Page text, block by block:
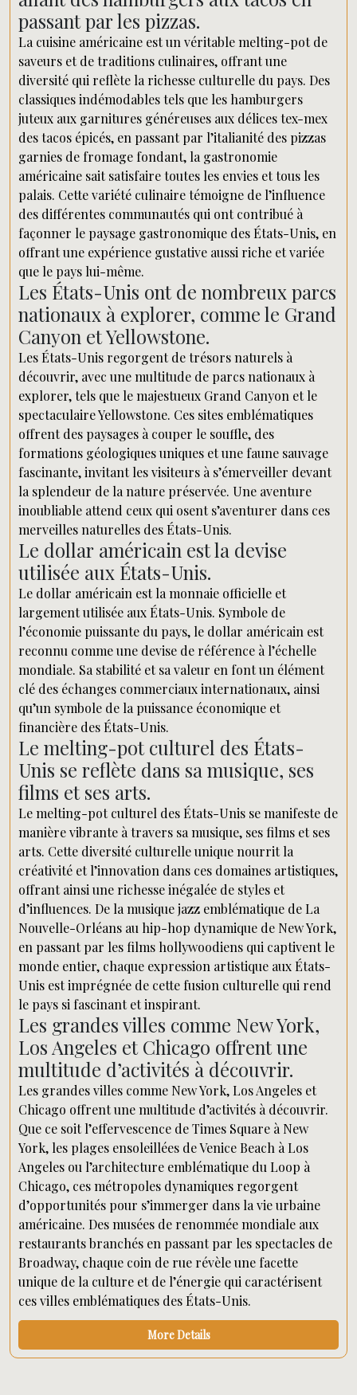
passant par les pizzas.
La cuisine américaine est un véritable melting-pot de
saveurs et de traditions culinaires, offrant une
diversité qui reflète la richesse culturelle du pays. Des
classiques indémodables tels que les hamburgers
juteux aux garnitures généreuses aux délices tex-mex
des tacos épicés, en passant par l’italianité des pizzas
garnies de fromage fondant, la gastronomie
américaine sait satisfaire toutes les envies et tous les
palais. Cette variété culinaire témoigne de l’influence
des différentes communautés qui ont contribué à
façonner le paysage gastronomique des États-Unis, en
offrant une expérience gustative aussi riche et variée
que le pays lui-même.
Les États-Unis ont de nombreux parcs
nationaux à explorer, comme le Grand
Canyon et Yellowstone.
Les États-Unis regorgent de trésors naturels à
découvrir, avec une multitude de parcs nationaux à
explorer, tels que le majestueux Grand Canyon et le
spectaculaire Yellowstone. Ces sites emblématiques
offrent des paysages à couper le souffle, des
formations géologiques uniques et une faune sauvage
fascinante, invitant les visiteurs à s’émerveiller devant
la splendeur de la nature préservée. Une aventure
inoubliable attend ceux qui osent s’aventurer dans ces
merveilles naturelles des États-Unis.
Le dollar américain est la devise
utilisée aux États-Unis.
Le dollar américain est la monnaie officielle et
largement utilisée aux États-Unis. Symbole de
l’économie puissante du pays, le dollar américain est
reconnu comme une devise de référence à l’échelle
mondiale. Sa stabilité et sa valeur en font un élément
clé des échanges commerciaux internationaux, ainsi
qu’un symbole de la puissance économique et
financière des États-Unis.
Le melting-pot culturel des États-
Unis se reflète dans sa musique, ses
films et ses arts.
Le melting-pot culturel des États-Unis se manifeste de
manière vibrante à travers sa musique, ses films et ses
arts. Cette diversité culturelle unique nourrit la
créativité et l’innovation dans ces domaines artistiques,
offrant ainsi une richesse inégalée de styles et
d’influences. De la musique jazz emblématique de La
Nouvelle-Orléans au hip-hop dynamique de New York,
en passant par les films hollywoodiens qui captivent le
monde entier, chaque expression artistique aux États-
Unis est imprégnée de cette fusion culturelle qui rend
le pays si fascinant et inspirant.
Les grandes villes comme New York,
Los Angeles et Chicago offrent une
multitude d’activités à découvrir.
Les grandes villes comme New York, Los Angeles et
Chicago offrent une multitude d’activités à découvrir.
Que ce soit l’effervescence de Times Square à New
York, les plages ensoleillées de Venice Beach à Los
Angeles ou l’architecture emblématique du Loop à
Chicago, ces métropoles dynamiques regorgent
d’opportunités pour s’immerger dans la vie urbaine
américaine. Des musées de renommée mondiale aux
restaurants branchés en passant par les spectacles de
Broadway, chaque coin de rue révèle une facette
unique de la culture et de l’énergie qui caractérisent
ces villes emblématiques des États-Unis.
More Details